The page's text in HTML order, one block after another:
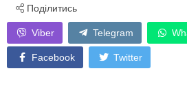
Поділитись
Viber Telegram
Facebook Twitter